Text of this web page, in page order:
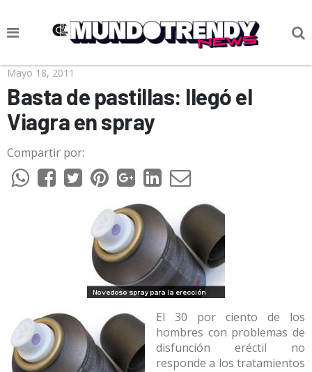
NOTICIAS
CULTURA POP
CIENCIA Y TECNOLOGÍA
VIDA
SOCIEDAD
CULTURIZANDO.COM
Mayo 18, 2011
Basta de pastillas: llegó el
Viagra en spray
Compartir por:
El 30 por ciento de los
hombres con problemas de
disfunción eréctil no
responde a los tratamientos